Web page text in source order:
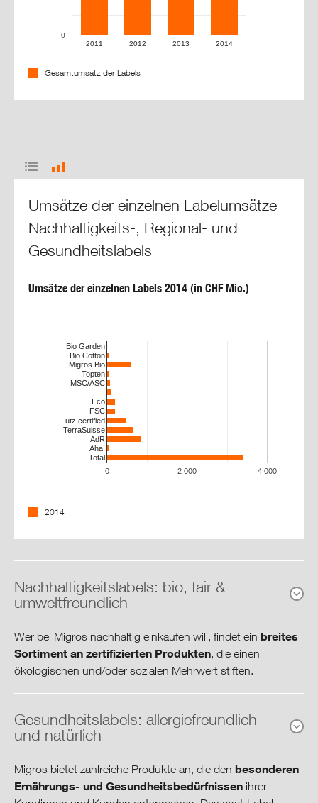
2011 2012 2013 2014
0
Gesamtumsatz der Labels
Umsätze der einzelnen Labelumsätze
Nachhaltigkeits-, Regional- und
Gesundheitslabels
Umsätze der einzelnen Labels 2014 (in CHF Mio.)
0 2 000 4 000
Bio Garden
Bio Cotton
Migros Bio
Topten
MSC/ASC
Eco
FSC
utz certified
TerraSuisse
AdR
Aha!
Total
2014
Nachhaltigkeitslabels: bio, fair &
umweltfreundlich
Wer bei Migros nachhaltig einkaufen will, findet ein breites
Sortiment an zertifizierten Produkten, die einen
ökologischen und/oder sozialen Mehrwert stiften.
Greenkönnen Konsumentinnen und Konsumenten
regelmässig überprüfen, wie hoch der Anteil an Produkten
Gesundheitslabels: allergiefreundlich
und natürlich
Migros bietet zahlreiche Produkte an, die den besonderen
Ernährungs- und Gesundheitsbedürfnissen ihrer